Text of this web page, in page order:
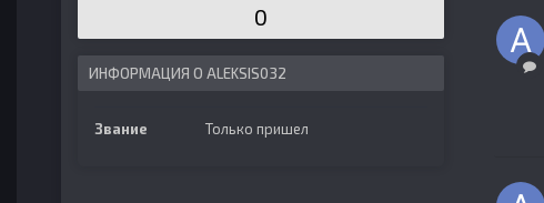
0
ИНФОРМАЦИЯ О ALEKSIS032
Звание Только пришел